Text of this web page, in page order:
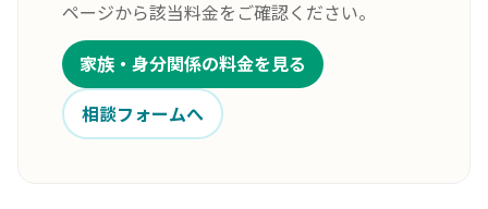
ページから該当料金をご確認ください。
家族・身分関係の料金を見る
相談フォームへ